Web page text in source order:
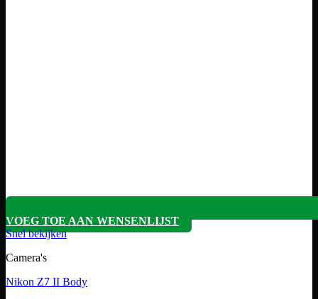
VOEG TOE AAN WENSENLIJST
Snel bekijken
Camera's
Nikon Z7 II Body